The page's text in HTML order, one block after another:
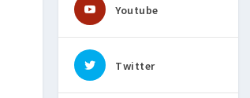
Youtube
Twitter